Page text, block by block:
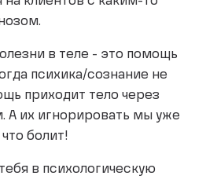
в теле - это помощь
психика/сознание не
приходит тело через
А их игнорировать мы уже
болит!
в психологическую